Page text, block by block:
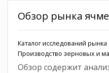
Обзор рынка
Каталог исследований рынка
Производство зерновых и
Обзор содержит